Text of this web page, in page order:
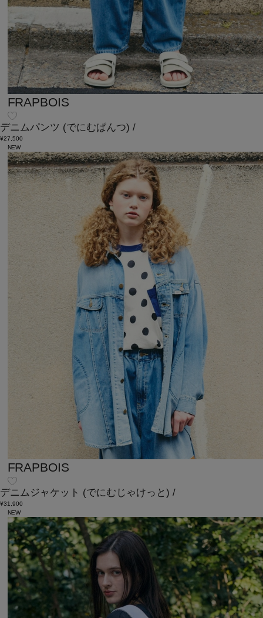
FRAPBOIS
デニムパンツ (でにむぱんつ) /
¥27,500
NEW
FRAPBOIS
デニムジャケット (でにむじゃけっと) /
¥31,900
NEW